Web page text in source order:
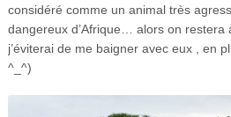
considéré comme un animal très
dangereux d’Afrique… alors on
j’éviterai de me baigner avec eux , en
^_^)